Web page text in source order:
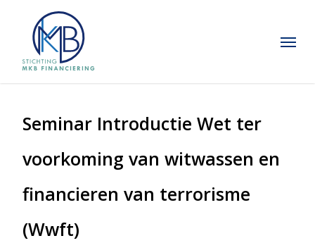
content
Menu
Seminar Introductie Wet ter
voorkoming van witwassen en
financieren van terrorisme
(Wwft)